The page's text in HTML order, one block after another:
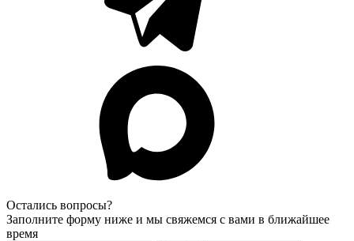
Остались вопросы?
Заполните форму ниже и мы свяжемся с вами в ближайшее
время